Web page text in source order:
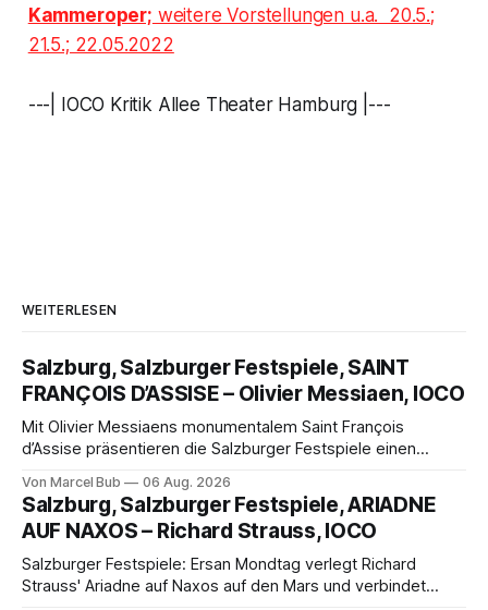
Kammeroper; weitere Vorstellungen u.a. 20.5.;
21.5.; 22.05.2022
---| IOCO Kritik Allee Theater Hamburg |---
WEITERLESEN
Salzburg, Salzburger Festspiele, SAINT
FRANÇOIS D’ASSISE – Olivier Messiaen, IOCO
Mit Olivier Messiaens monumentalem Saint François
d’Assise präsentieren die Salzburger Festspiele einen
eine bildgewaltige Inszenierung, Maxime Pascal entfaltet
die komplexe Partitur eindrucksvoll, Philippe Sly berührt als
Franziskus.
Von Marcel Bub 06 Aug. 2026
Salzburg, Salzburger Festspiele, ARIADNE
AUF NAXOS – Richard Strauss, IOCO
Salzburger Festspiele: Ersan Mondtag verlegt Richard
Strauss' Ariadne auf Naxos auf den Mars und verbindet